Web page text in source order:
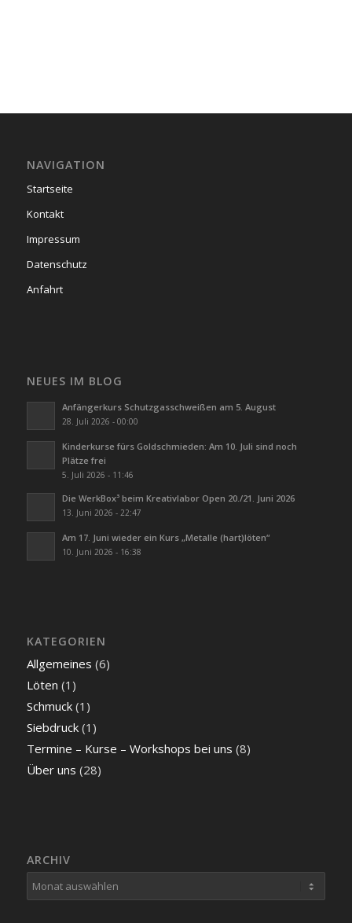
NAVIGATION
Startseite
Kontakt
Impressum
Datenschutz
Anfahrt
NEUES IM BLOG
Anfängerkurs Schutzgasschweißen am 5. August
28. Juli 2026 - 00:00
Kinderkurse fürs Goldschmieden: Am 10. Juli sind noch
Plätze frei
5. Juli 2026 - 11:46
Die WerkBox³ beim Kreativlabor Open 20./21. Juni 2026
13. Juni 2026 - 22:47
Am 17. Juni wieder ein Kurs „Metalle (hart)löten“
10. Juni 2026 - 16:38
KATEGORIEN
Allgemeines (6)
Löten (1)
Schmuck(1)
Siebdruck(1)
Termine – Kurse – Workshops bei uns (8)
Über uns (28)
ARCHIV